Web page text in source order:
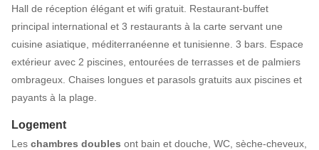
Hall de réception élégant et wifi gratuit. Restaurant-buffet
principal international et 3 restaurants à la carte servant une
cuisine asiatique, méditerranéenne et tunisienne. 3 bars. Espace
extérieur avec 2 piscines, entourées de terrasses et de palmiers
ombrageux. Chaises longues et parasols gratuits aux piscines et
payants à la plage.
Logement
Les chambres doubles ont bain et douche, WC, sèche-cheveux,